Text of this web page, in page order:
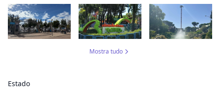
Estado
Mostra tudo